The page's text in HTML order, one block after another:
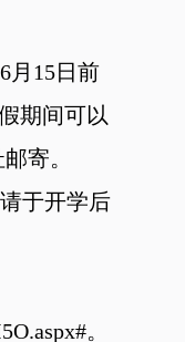
月15日前
期间可以
寄。
于开学后
。